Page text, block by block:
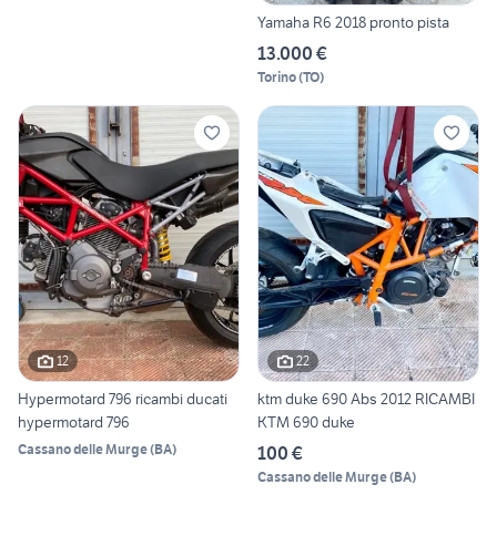
Yamaha R6 2018 pronto pista
13.000 €
Torino(TO)
12
Hypermotard 796 ricambi ducati
hypermotard 796
Cassano delle Murge(BA)
22
ktm duke 690 Abs 2012 RICAMBI
KTM 690 duke
100 €
Cassano delle Murge(BA)